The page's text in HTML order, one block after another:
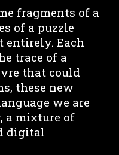
fragments of a
of a puzzle
entirely. Each
trace of a
that could
these new
we are
a mixture of
digital